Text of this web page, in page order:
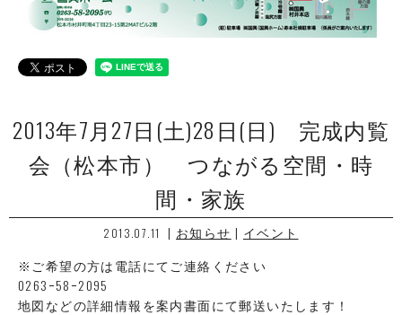
2013年7月27日(土)28日(日) 完成内覧
会（松本市） つながる空間・時
間・家族
2013.07.11 | お知らせ | イベント
※ご希望の方は電話にてご連絡ください
0263ｰ58ｰ2095
地図などの詳細情報を案内書面にて郵送いたします！